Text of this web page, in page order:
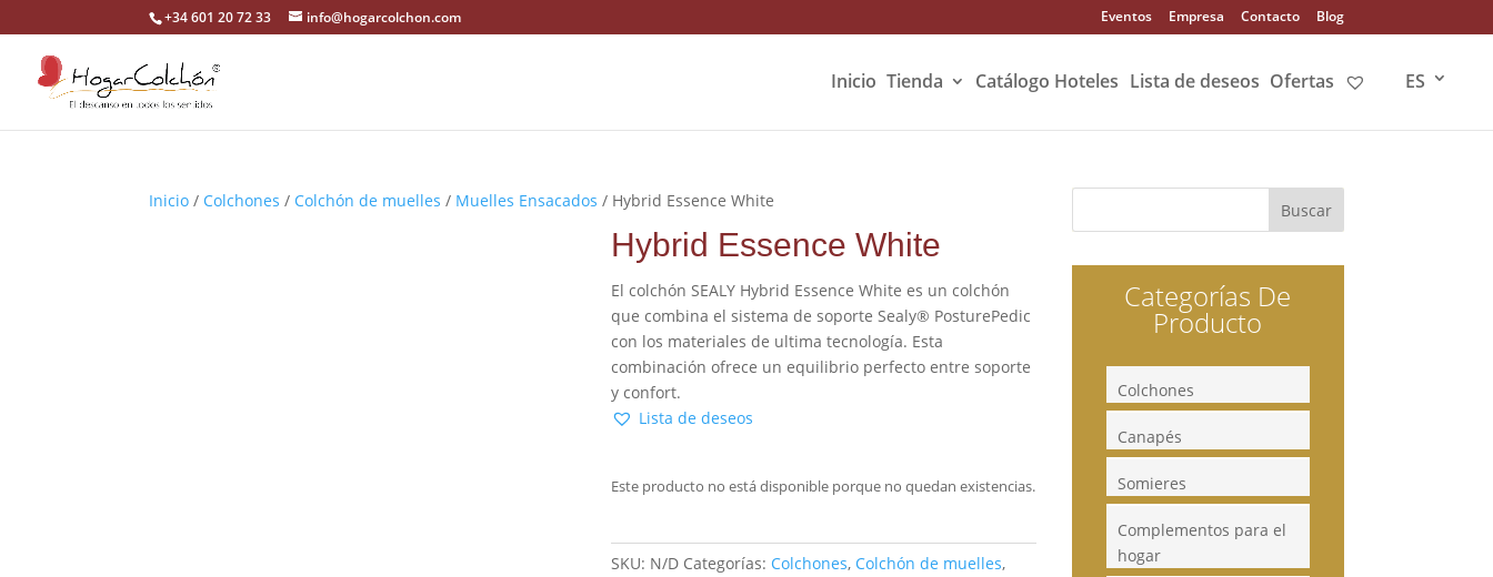
+34 601 20 72 33 info@hogarcolchon.com Eventos Empresa Contacto Blog
Inicio Tienda Catálogo Hoteles Lista de deseos Ofertas ES
Inicio / Colchones / Colchón de muelles / Muelles Ensacados / Hybrid Essence White
Hybrid Essence White
El colchón SEALY Hybrid Essence White es un colchón
que combina el sistema de soporte Sealy® PosturePedic
con los materiales de ultima tecnología. Esta
combinación ofrece un equilibrio perfecto entre soporte
y confort.
Lista de deseos
Este producto no está disponible porque no quedan existencias.
SKU: N/D Categorías: Colchones, Colchón de muelles,
Categorías De
Producto
Colchones
Canapés
Somieres
Complementos para el
hogar